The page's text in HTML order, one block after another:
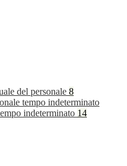
del personale 8
tempo indeterminato
indeterminato 14